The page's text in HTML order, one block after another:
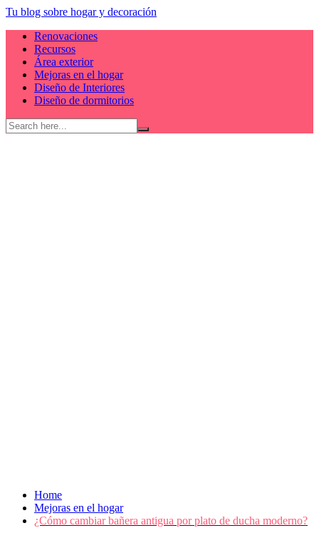
Skip
content
Tu blog sobre hogar y decoración
Renovaciones
Recursos
Área exterior
Mejoras en el hogar
Diseño de Interiores
Diseño de dormitorios
Home
Mejoras en el hogar
¿Cómo cambiar bañera antigua por plato de ducha moderno?